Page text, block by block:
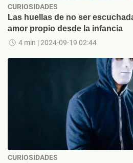
CURIOSIDADES
Las huellas de no ser
amor propio desde la infancia
4 min | 2024-09-19 02:44
CURIOSIDADES